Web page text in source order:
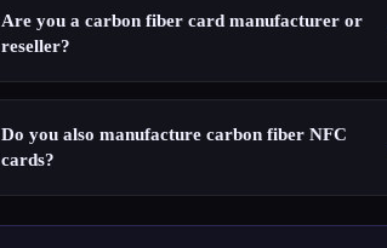
Are you a carbon fiber card manufacturer or
reseller?
Do you also manufacture carbon fiber NFC
cards?